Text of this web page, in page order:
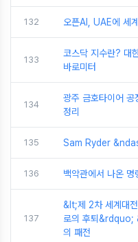
132 오픈AI, UAE에 세
133
코스닥 지수란? 대
바로미터
134
광주 금호타이어
정리
135 Sam Ryder
136 백악관에서 나온
137
&lt;제 2차 세계대
로의 후퇴&rdquo;
의 패전